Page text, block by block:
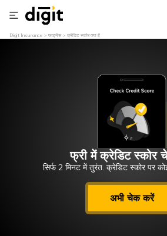
Digit Insurance फाइनेंस क्रेडिट स्कोर क्या है
फ्री में क्रेडिट स्कोर
सिर्फ 2 मिनट में तुरंत. क्रेडिट स्कोर पर
अभी चेक करें